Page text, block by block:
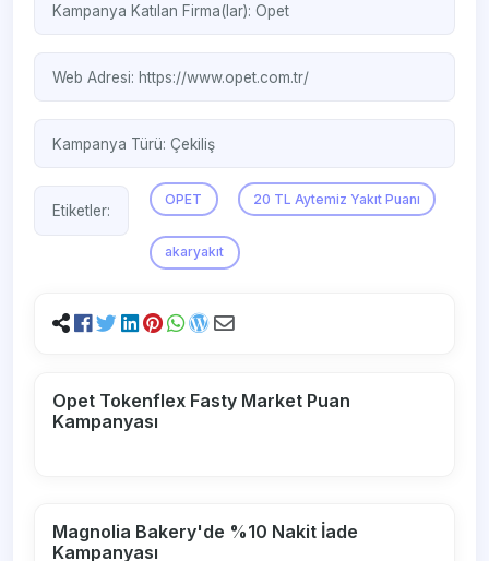
Kampanya Katılan Firma(lar):Opet
Web Adresi: https://www.opet.com.tr/
Kampanya Türü:Çekiliş
Etiketler:
OPET 20 TL Aytemiz Yakıt Puanı
akaryakıt
Opet Tokenflex Fasty Market Puan
Kampanyası
Magnolia Bakery'de %10 Nakit İade
Kampanyası